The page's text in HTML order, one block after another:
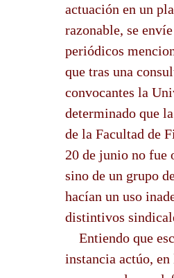
actuación en un
razonable, se
periódicos
que tras una
convocantes la
determinado que
de la Facultad de
20 de junio no fue
sino de un grupo
hacían un uso
distintivos
Entiendo que
instancia actúo,